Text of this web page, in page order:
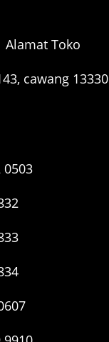
Alamat Toko
cawang 13330
0503